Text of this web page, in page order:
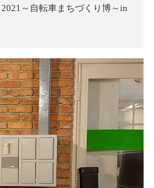
～自転車まちづくり博～in